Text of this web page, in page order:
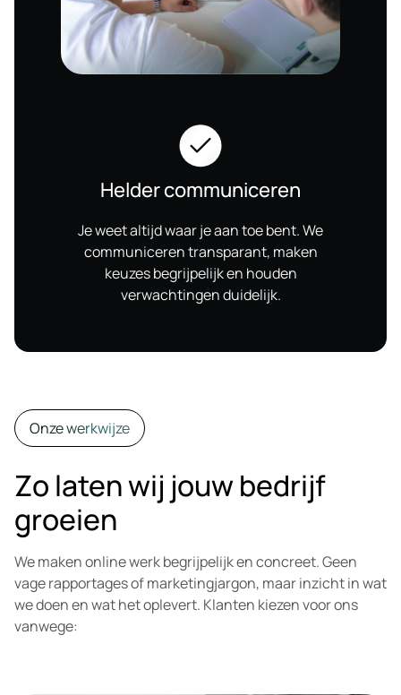
Helder communiceren
Je weet altijd waar je aan toe bent. We
communiceren transparant, maken
keuzes begrijpelijk en houden
verwachtingen duidelijk.
Onze werkwijze
Zo laten wij jouw bedrijf
groeien
We maken online werk begrijpelijk en concreet. Geen
vage rapportages of marketingjargon, maar inzicht in wat
we doen en wat het oplevert. Klanten kiezen voor ons
vanwege: